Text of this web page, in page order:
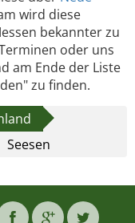
wird diese
bekannter zu
oder uns
am Ende der Liste
zu finden.
Seesen